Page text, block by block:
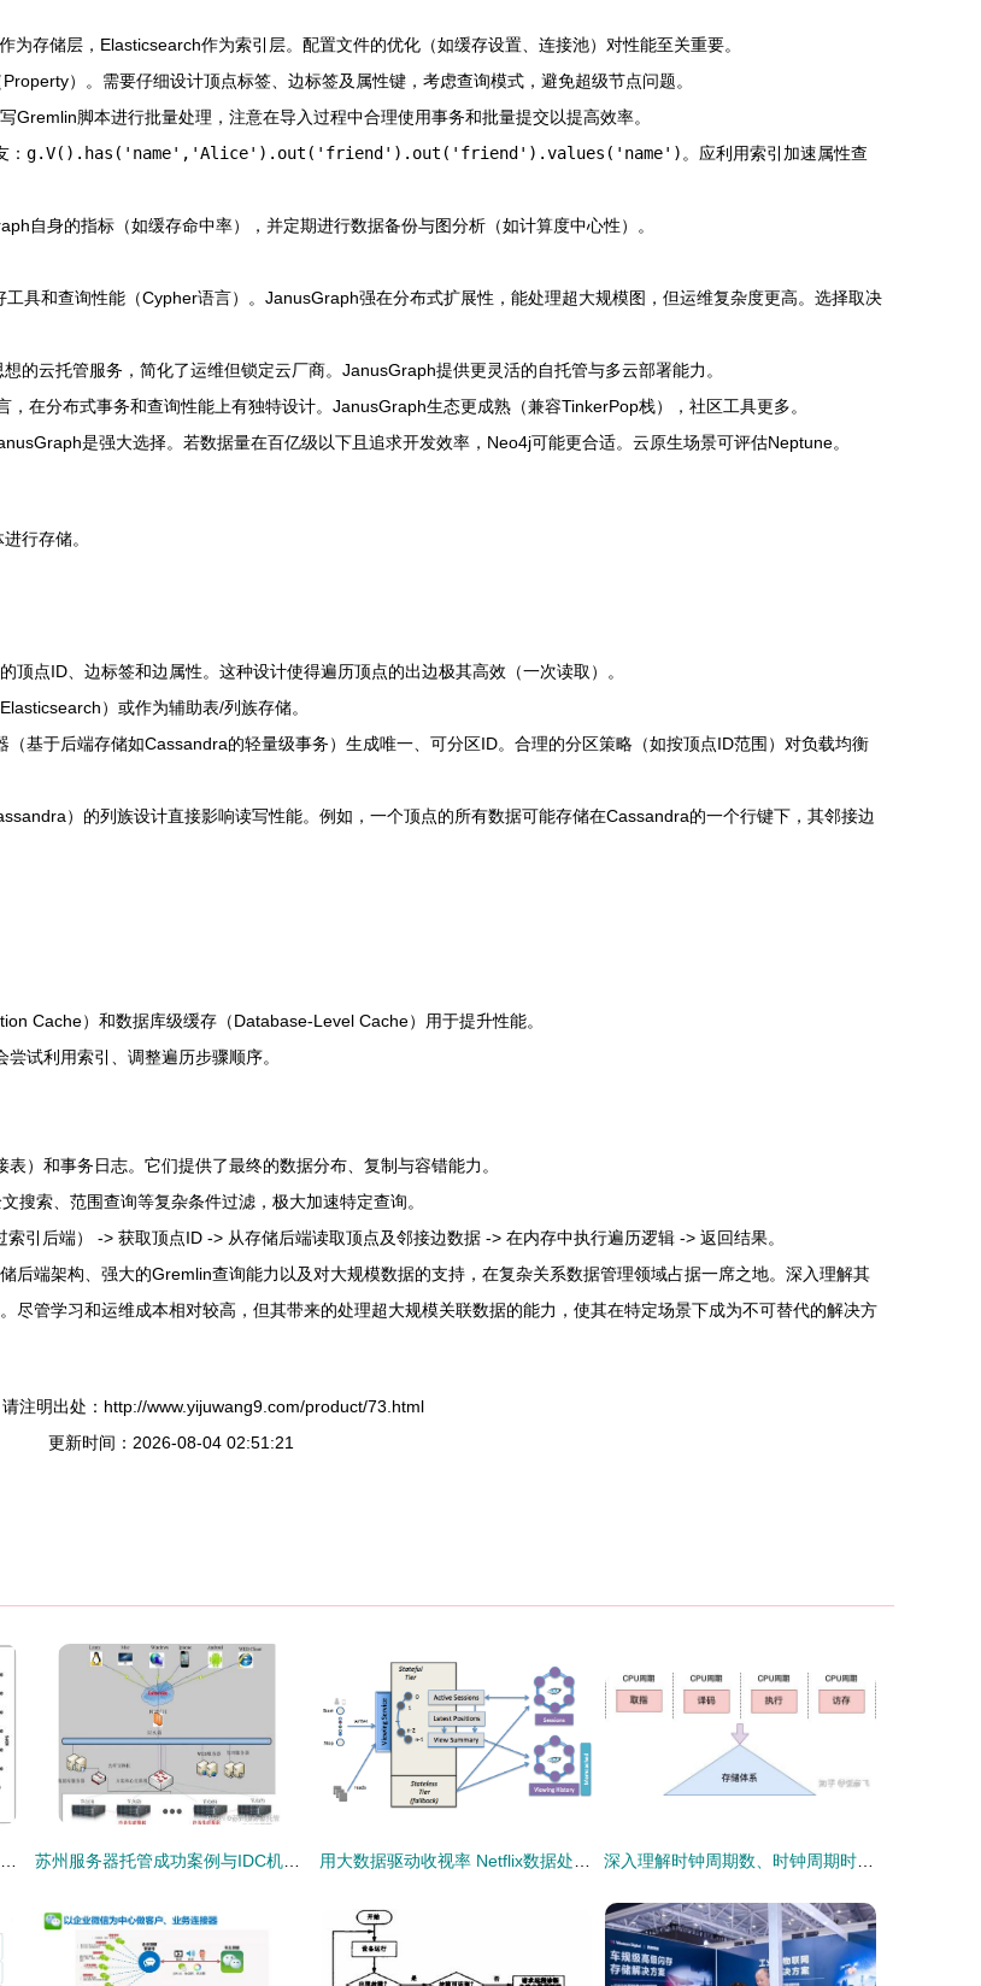
为存储层，Elasticsearch作为索引层。配置文件的优化（如缓存设置、连接池）对性能至关重要。
）。需要仔细设计顶点标签、边标签及属性键，考虑查询模式，避免超级节点问题。
Gremlin脚本进行批量处理，注意在导入过程中合理使用事务和批量提交以提高效率。
g.V().has('name','Alice').out('friend').out('friend').values('name') 。应利用索引加速属性查
自身的指标（如缓存命中率），并定期进行数据备份与图分析（如计算度中心性）。
具和查询性能（Cypher语言）。JanusGraph强在分布式扩展性，能处理超大规模图，但运维复杂度更高。选择取决
的云托管服务，简化了运维但锁定云厂商。JanusGraph提供更灵活的自托管与多云部署能力。
在分布式事务和查询性能上有独特设计。JanusGraph生态更成熟（兼容TinkerPop栈），社区工具更多。
是强大选择。若数据量在百亿级以下且追求开发效率，Neo4j可能更合适。云原生场景可评估Neptune。
行存储。
顶点ID、边标签和边属性。这种设计使得遍历顶点的出边极其高效（一次读取）。
）或作为辅助表/列族存储。
基于后端存储如Cassandra的轻量级事务）生成唯一、可分区ID。合理的分区策略（如按顶点ID范围）对负载均衡
）的列族设计直接影响读写性能。例如，一个顶点的所有数据可能存储在Cassandra的一个行键下，其邻接边
Cache）和数据库级缓存（Database-Level Cache）用于提升性能。
试利用索引、调整遍历步骤顺序。
）和事务日志。它们提供了最终的数据分布、复制与容错能力。
搜索、范围查询等复杂条件过滤，极大加速特定查询。
引后端） -> 获取顶点ID -> 从存储后端读取顶点及邻接边数据 -> 在内存中执行遍历逻辑 -> 返回结果。
后端架构、强大的Gremlin查询能力以及对大规模数据的支持，在复杂关系数据管理领域占据一席之地。深入理解其
尽管学习和运维成本相对较高，但其带来的处理超大规模关联数据的能力，使其在特定场景下成为不可替代的解决方
注明出处：http://www.yijuwang9.com/product/73.html
更新时间：2026-08-04 02:51:21